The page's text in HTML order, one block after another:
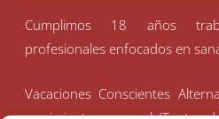
Cumplimos 18 años
profesionales enfocados en
Vacaciones Conscientes